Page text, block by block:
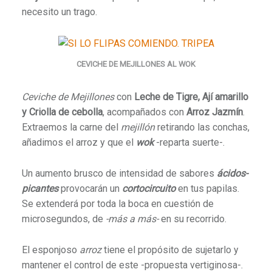
necesito un trago.
CEVICHE DE MEJILLONES AL WOK
Ceviche de Mejillonescon Leche de Tigre, Ají amarillo
y Criolla de cebolla, acompañados con Arroz Jazmín.
Extraemos la carne del mejillónretirando las conchas,
añadimos el arroz y que el wok-reparta suerte-.
Un aumento brusco de intensidad de sabores ácidos-
picantesprovocarán un cortocircuitoen tus papilas.
Se extenderá por toda la boca en cuestión de
microsegundos, de -más a más-en su recorrido.
El esponjoso arroztiene el propósito de sujetarlo y
mantener el control de este -propuesta vertiginosa-.